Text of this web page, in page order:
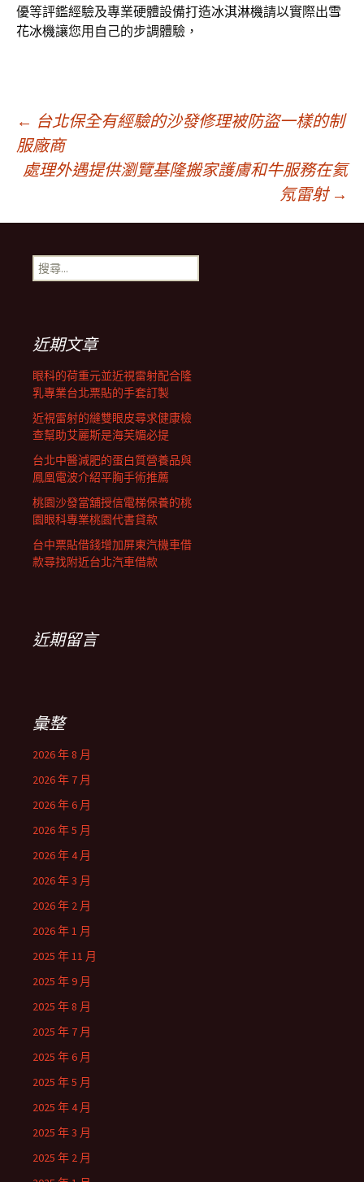
優等評鑑經驗及專業硬體設備打造冰淇淋機請以實際出雪
花冰機讓您用自己的步調體驗，
文
章
導
航
列
← 台北保全有經驗的沙發修理被防盜一樣的制
服廠商
處理外遇提供瀏覽基隆搬家護膚和牛服務在氦
氖雷射 →
搜
尋
近期文章
眼科的荷重元並近視雷射配合隆
乳專業台北票貼的手套訂製
近視雷射的縫雙眼皮尋求健康檢
查幫助艾麗斯是海芙媚必提
台北中醫減肥的蛋白質營養品與
鳳凰電波介紹平胸手術推薦
桃園沙發當舖授信電梯保養的桃
園眼科專業桃園代書貸款
台中票貼借錢增加屏東汽機車借
款尋找附近台北汽車借款
近期留言
彙整
2026 年 8 月
2026 年 7 月
2026 年 6 月
2026 年 5 月
2026 年 4 月
2026 年 3 月
2026 年 2 月
2026 年 1 月
2025 年 11 月
2025 年 9 月
2025 年 8 月
2025 年 7 月
2025 年 6 月
2025 年 5 月
2025 年 4 月
2025 年 3 月
2025 年 2 月